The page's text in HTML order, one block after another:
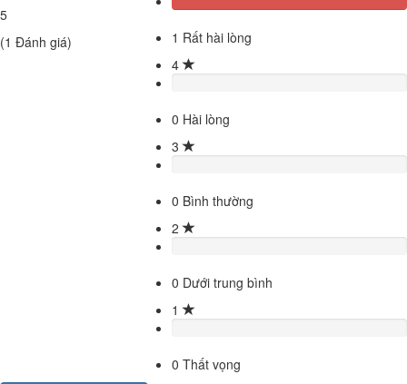
5
(1 Đánh giá) 1 Rất hài lòng
4
0 Hài lòng
3
0 Bình thường
2
0 Dưới trung bình
1
0 Thất vọng